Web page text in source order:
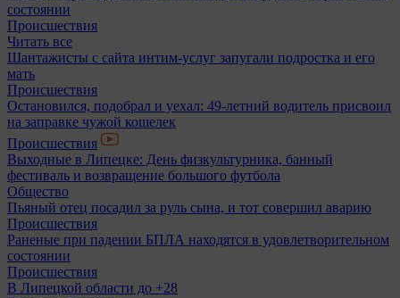
состоянии
Происшествия
Читать все
Шантажисты с сайта интим-услуг запугали подростка и его
мать
Происшествия
Остановился, подобрал и уехал: 49-летний водитель присвоил
на заправке чужой кошелек
Происшествия
Выходные в Липецке: День физкультурника, банный
фестиваль и возвращение большого футбола
Общество
Пьяный отец посадил за руль сына, и тот совершил аварию
Происшествия
Раненые при падении БПЛА находятся в удовлетворительном
состоянии
Происшествия
В Липецкой области до +28